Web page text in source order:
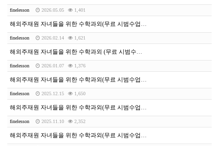
finelesson 2026.05.05 1,401
해외주재원 자녀들을 위한 수학과외(무료 시범수업 있습니다.)
finelesson 2026.02.14 1,621
해외주재원 자녀들을 위한 수학과외 (무료 시범수업 가능합니다.)
finelesson 2026.01.07 1,376
해외주재원 자녀들을 위한 수학과외(무료 시범수업 가능합니다.)
finelesson 2025.12.15 1,650
해외주재원 자녀들을 위한 수학과외(무료 시범수업 가능합니다.)
finelesson 2025.11.10 2,352
해외주재원 자녀들을 위한 수학과외(무료 시범수업 가능합니다.)